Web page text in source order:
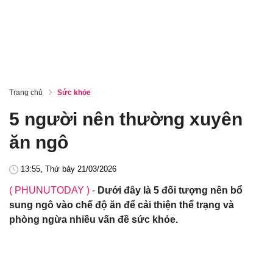
Trang chủ Sức khỏe
5 người nên thường xuyên
ăn ngô
13:55, Thứ bảy 21/03/2026
( PHUNUTODAY ) - Dưới đây là 5 đối tượng nên bổ
sung ngô vào chế độ ăn để cải thiện thể trạng và
phòng ngừa nhiều vấn đề sức khỏe.